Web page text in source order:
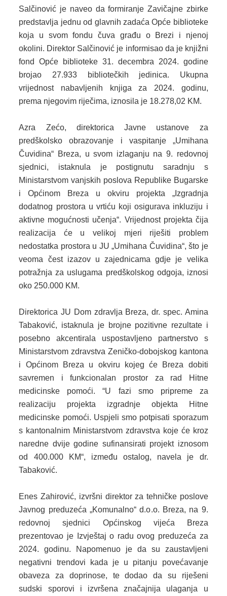
Salčinović je naveo da formiranje Zavičajne zbirke
predstavlja jednu od glavnih zadaća Opće biblioteke
koja u svom fondu čuva građu o Brezi i njenoj
okolini. Direktor Salčinović je informisao da je knjižni
fond Opće biblioteke 31. decembra 2024. godine
brojao 27.933 bibliotečkih jedinica. Ukupna
vrijednost nabavljenih knjiga za 2024. godinu,
prema njegovim riječima, iznosila je 18.278,02 KM.
Azra Zećo, direktorica Javne ustanove za
predškolsko obrazovanje i vaspitanje „Umihana
Čuvidina“ Breza, u svom izlaganju na 9. redovnoj
sjednici, istaknula je postignutu saradnju s
Ministarstvom vanjskih poslova Republike Bugarske
i Općinom Breza u okviru projekta „Izgradnja
dodatnog prostora u vrtiću koji osigurava inkluziju i
aktivne mogućnosti učenja“. Vrijednost projekta čija
realizacija će u velikoj mjeri riješiti problem
nedostatka prostora u JU „Umihana Čuvidina“, što je
veoma čest izazov u zajednicama gdje je velika
potražnja za uslugama predškolskog odgoja, iznosi
oko 250.000 KM.
Direktorica JU Dom zdravlja Breza, dr. spec. Amina
Tabaković, istaknula je brojne pozitivne rezultate i
posebno akcentirala uspostavljeno partnerstvo s
Ministarstvom zdravstva Zeničko-dobojskog kantona
i Općinom Breza u okviru kojeg će Breza dobiti
savremen i funkcionalan prostor za rad Hitne
medicinske pomoći. “U fazi smo pripreme za
realizaciju projekta izgradnje objekta Hitne
medicinske pomoći. Uspjeli smo potpisati sporazum
s kantonalnim Ministarstvom zdravstva koje će kroz
naredne dvije godine sufinansirati projekt iznosom
od 400.000 KM“, između ostalog, navela je dr.
Tabaković.
Enes Zahirović, izvršni direktor za tehničke poslove
Javnog preduzeća „Komunalno“ d.o.o. Breza, na 9.
redovnoj sjednici Općinskog vijeća Breza
prezentovao je Izvještaj o radu ovog preduzeća za
2024. godinu. Napomenuo je da su zaustavljeni
negativni trendovi kada je u pitanju povećavanje
obaveza za doprinose, te dodao da su riješeni
sudski sporovi i izvršena značajnija ulaganja u
OPĆINSKI DOKUMENTI
SLUŽBA ZA FINANSIJE
OPĆINSKO VIJEĆE
SLUŽBA ZA PROSTORNO UREĐENJE
KONKURSI
OBAVJEŠTENJA
OGLASI
JAVNI POZIVI
NAJAVA DOGAĐAJA
INFO
JAVNE NABAVKE
ODLUKE O IZBORU
ODLUKE O PONIŠTENJU
PLAN JAVNIH NABAVKI
USLUGE IZ ANEKSA II DIO B ZJN BIH
OIK
IZBORI 2016
IZBORI 2018
IZBORI 2020
IZBORI 2022
IZBORI 2024
IZBORI 2026